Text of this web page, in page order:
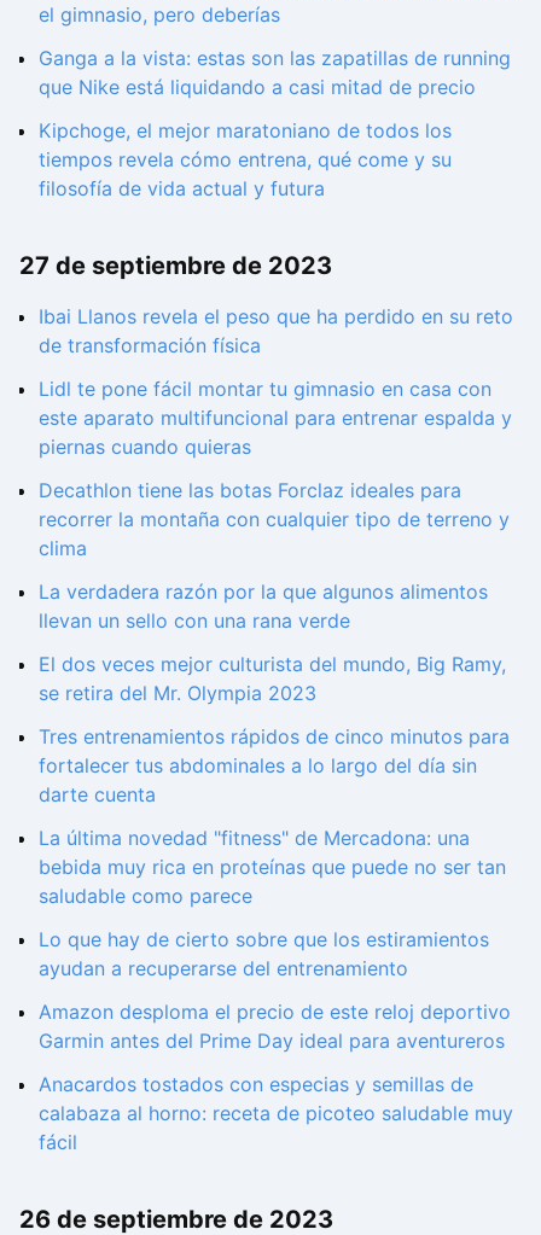
el gimnasio, pero deberías
Ganga a la vista: estas son las zapatillas de running
que Nike está liquidando a casi mitad de precio
Kipchoge, el mejor maratoniano de todos los
tiempos revela cómo entrena, qué come y su
filosofía de vida actual y futura
27 de septiembre de 2023
Ibai Llanos revela el peso que ha perdido en su reto
de transformación física
Lidl te pone fácil montar tu gimnasio en casa con
este aparato multifuncional para entrenar espalda y
piernas cuando quieras
Decathlon tiene las botas Forclaz ideales para
recorrer la montaña con cualquier tipo de terreno y
clima
La verdadera razón por la que algunos alimentos
llevan un sello con una rana verde
El dos veces mejor culturista del mundo, Big Ramy,
se retira del Mr. Olympia 2023
Tres entrenamientos rápidos de cinco minutos para
fortalecer tus abdominales a lo largo del día sin
darte cuenta
La última novedad "fitness" de Mercadona: una
bebida muy rica en proteínas que puede no ser tan
saludable como parece
Lo que hay de cierto sobre que los estiramientos
ayudan a recuperarse del entrenamiento
Amazon desploma el precio de este reloj deportivo
Garmin antes del Prime Day ideal para aventureros
Anacardos tostados con especias y semillas de
calabaza al horno: receta de picoteo saludable muy
fácil
26 de septiembre de 2023